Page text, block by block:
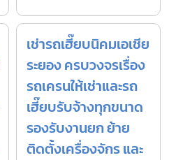
เช่ารถเฮี๊ยบนิคมเอเชีย
ระยอง ครบวงจรเรื่อง
รถเครนให้เช่าและรถ
เฮี๊ยบรับจ้างทุกขนาด
รองรับงานยก ย้าย
ติดตั้งเครื่องจักร และ